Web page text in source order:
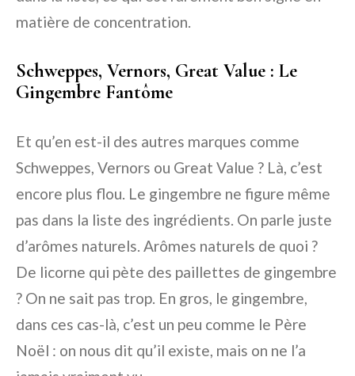
matière de concentration.
Schweppes, Vernors, Great Value : Le
Gingembre Fantôme
Et qu’en est-il des autres marques comme
Schweppes, Vernors ou Great Value ? Là, c’est
encore plus flou. Le gingembre ne figure même
pas dans la liste des ingrédients. On parle juste
d’arômes naturels. Arômes naturels de quoi ?
De licorne qui pète des paillettes de gingembre
? On ne sait pas trop. En gros, le gingembre,
dans ces cas-là, c’est un peu comme le Père
Noël : on nous dit qu’il existe, mais on ne l’a